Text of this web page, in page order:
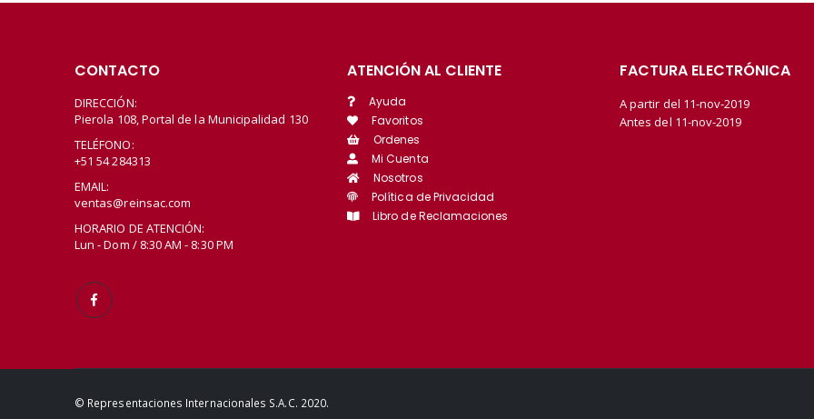
CONTACTO
DIRECCIÓN:
Pierola 108, Portal de la Municipalidad 130
TELÉFONO:
+51 54 284313
EMAIL:
ventas@reinsac.com
HORARIO DE ATENCIÓN:
Lun - Dom / 8:30 AM - 8:30 PM
ATENCIÓN AL CLIENTE
Ayuda
Favoritos
Ordenes
Mi Cuenta
Nosotros
Política de Privacidad
Libro de Reclamaciones
FACTURA ELECTRÓNICA
A partir del 11-nov-2019
Antes del 11-nov-2019
© Representaciones Internacionales S.A.C. 2020.